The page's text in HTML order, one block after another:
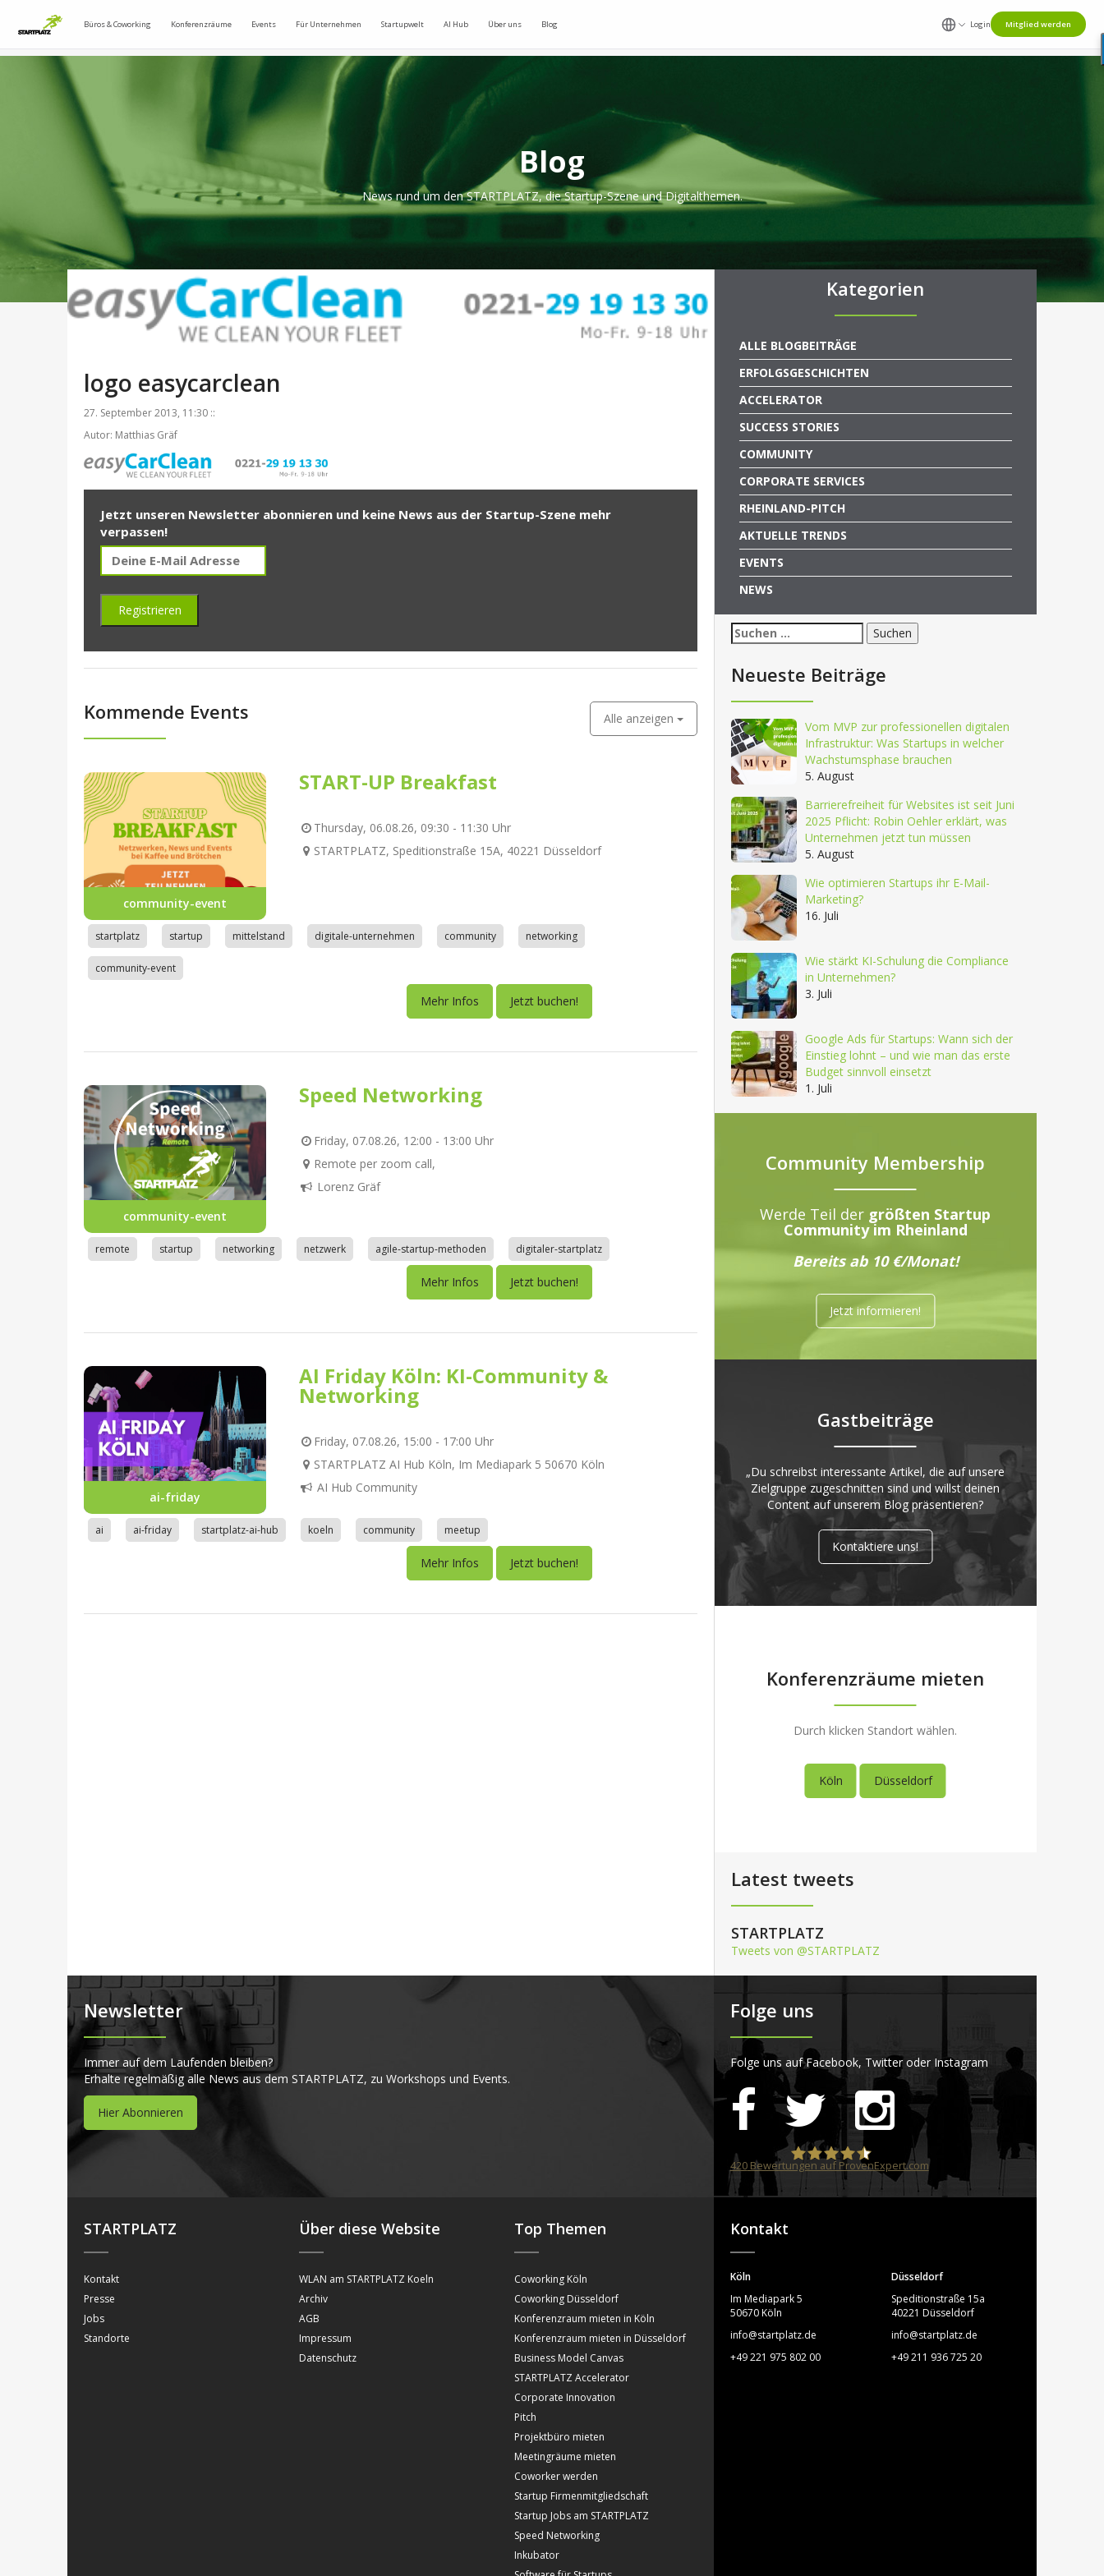
Büros & Coworking Konferenzräume Events Für Unternehmen Startupwelt AI Hub Über uns Blog Login Mitglied werden
Blog
News rund um den STARTPLATZ, die Startup-Szene und Digitalthemen.
logo easycarclean
27. September 2013, 11:30 ::
Autor: Matthias Gräf
Jetzt unseren Newsletter abonnieren und keine News aus der Startup-Szene mehr
verpassen!
Kommende Events Alle anzeigen
community-event
START-UP Breakfast
Thursday, 06.08.26, 09:30 - 11:30 Uhr
STARTPLATZ, Speditionstraße 15A, 40221 Düsseldorf
startplatz startup mittelstand digitale-unternehmen community networking
community-event
Mehr Infos Jetzt buchen!
community-event
Speed Networking
Friday, 07.08.26, 12:00 - 13:00 Uhr
Remote per zoom call,
Lorenz Gräf
remote startup networking netzwerk agile-startup-methoden digitaler-startplatz
Mehr Infos Jetzt buchen!
ai-friday
AI Friday Köln: KI-Community &
Networking
Friday, 07.08.26, 15:00 - 17:00 Uhr
STARTPLATZ AI Hub Köln, Im Mediapark 5 50670 Köln
AI Hub Community
ai ai-friday startplatz-ai-hub koeln community meetup
Mehr Infos Jetzt buchen!
Kategorien
ALLE BLOGBEITRÄGE
ERFOLGSGESCHICHTEN
ACCELERATOR
SUCCESS STORIES
COMMUNITY
CORPORATE SERVICES
RHEINLAND-PITCH
AKTUELLE TRENDS
EVENTS
NEWS
Suchen
nach:
Neueste Beiträge
Vom MVP zur professionellen digitalen
Infrastruktur: Was Startups in welcher
Wachstumsphase brauchen
5. August
Barrierefreiheit für Websites ist seit Juni
2025 Pflicht: Robin Oehler erklärt, was
Unternehmen jetzt tun müssen
5. August
Wie optimieren Startups ihr E-Mail-
Marketing?
16. Juli
Wie stärkt KI-Schulung die Compliance
in Unternehmen?
3. Juli
Google Ads für Startups: Wann sich der
Einstieg lohnt – und wie man das erste
Budget sinnvoll einsetzt
1. Juli
Community Membership
Werde Teil der größten Startup
Community im Rheinland
Bereits ab 10 €/Monat!
Jetzt informieren!
Gastbeiträge
„Du schreibst interessante Artikel, die auf unsere
Zielgruppe zugeschnitten sind und willst deinen
Content auf unserem Blog präsentieren?
Kontaktiere uns!
Konferenzräume mieten
Durch klicken Standort wählen.
Köln Düsseldorf
Latest tweets
STARTPLATZ
Tweets von @STARTPLATZ
Newsletter
Immer auf dem Laufenden bleiben?
Erhalte regelmäßig alle News aus dem STARTPLATZ, zu Workshops und Events.
Hier Abonnieren
Folge uns
Folge uns auf Facebook, Twitter oder Instagram
STARTPLATZ
420Bewertungen auf ProvenExpert.com
STARTPLATZ
Kontakt
Presse
Jobs
Standorte
Über diese Website
WLAN am STARTPLATZ Koeln
Archiv
AGB
Impressum
Datenschutz
Top Themen
Coworking Köln
Coworking Düsseldorf
Konferenzraum mieten in Köln
Konferenzraum mieten in Düsseldorf
Business Model Canvas
STARTPLATZ Accelerator
Corporate Innovation
Pitch
Projektbüro mieten
Meetingräume mieten
Coworker werden
Startup Firmenmitgliedschaft
Startup Jobs am STARTPLATZ
Speed Networking
Inkubator
Kontakt
Köln
Im Mediapark 5
50670 Köln
info@startplatz.de
+49 221 975 802 00
Düsseldorf
Speditionstraße 15a
40221 Düsseldorf
info@startplatz.de
+49 211 936 725 20